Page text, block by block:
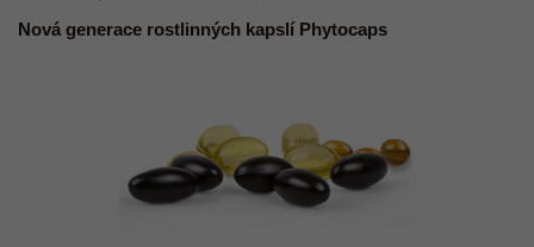
Nová generace rostlinných kapslí Phytocaps